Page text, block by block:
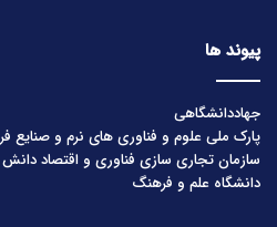
پیوند ها
جهاددانشگاهی
پارک ملی علوم و فناوری های نرم و صنایع
سازمان تجاری سازی فناوری و اقتصاد دانش
دانشگاه علم و فرهنگ